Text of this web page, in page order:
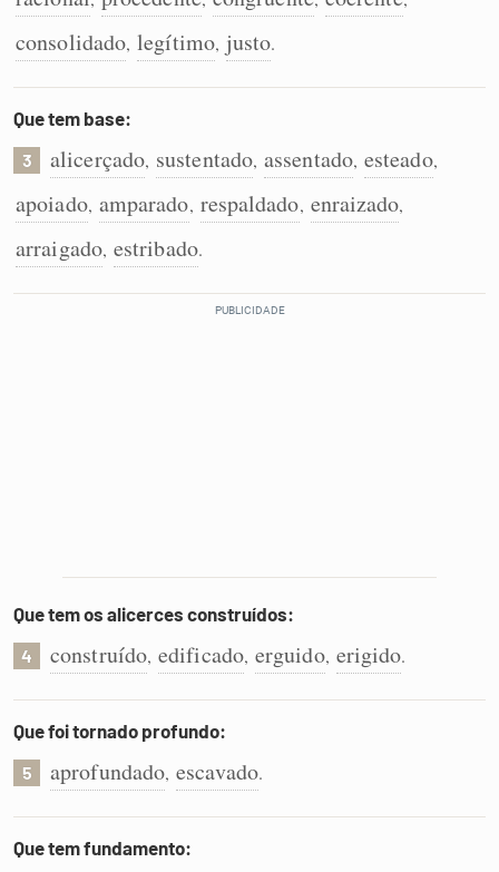
Dicionário
Sinônimos
consolidado, legítimo, justo.
Que tem base:
3 alicerçado, sustentado, assentado, esteado,
apoiado, amparado, respaldado, enraizado,
arraigado, estribado.
Que tem os alicerces construídos:
4 construído, edificado, erguido, erigido.
Que foi tornado profundo:
5 aprofundado, escavado.
Que tem fundamento: